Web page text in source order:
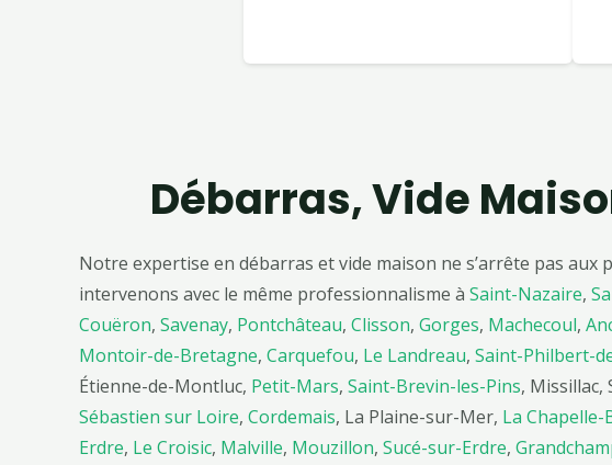
Débarras, Vide
Notre expertise en débarras et vide maison ne s’arrête pas
intervenons avec le même professionnalisme à Saint-Nazaire,
Couëron, Savenay, Pontchâteau, Clisson, Gorges, Machecoul,
Montoir-de-Bretagne, Carquefou, Le Landreau, Saint-Philbert-
Étienne-de-Montluc, Petit-Mars, Saint-Brevin-les-Pins, Missillac,
Sébastien sur Loire, Cordemais, La Plaine-sur-Mer, La
Erdre, Le Croisic, Malville, Mouzillon, Sucé-sur-Erdre,